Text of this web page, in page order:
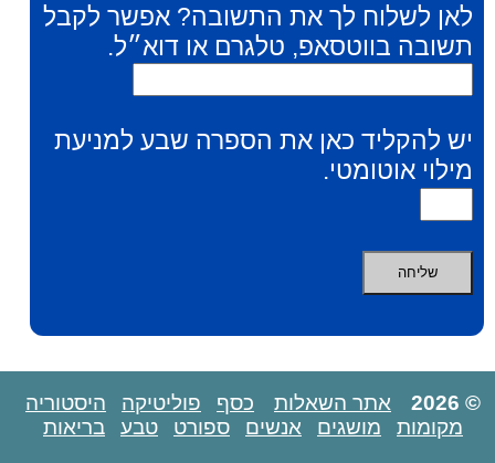
לאן לשלוח לך את התשובה? אפשר לקבל
תשובה בווטסאפ, טלגרם או דוא״ל.
יש להקליד כאן את הספרה שבע למניעת
מילוי אוטומטי.
© 2026 אתר השאלות כסף פוליטיקה
היסטוריה
מקומות
מושגים אנשים ספורט טבע בריאות